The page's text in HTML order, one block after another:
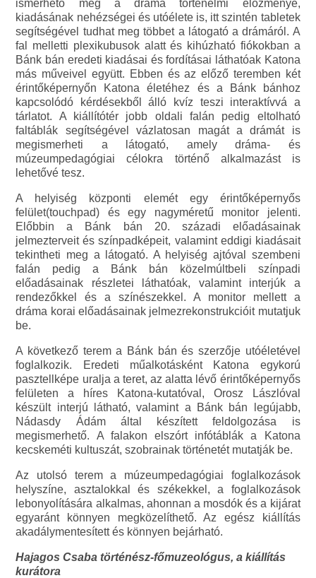
ismerhető meg a dráma történelmi előzménye,
kiadásának nehézségei és utóélete is, itt szintén tabletek
segítségével tudhat meg többet a látogató a drámáról. A
fal melletti plexikubusok alatt és kihúzható fiókokban a
Bánk bán eredeti kiadásai és fordításai láthatóak Katona
más műveivel együtt. Ebben és az előző teremben két
érintőképernyőn Katona életéhez és a Bánk bánhoz
kapcsolódó kérdésekből álló kvíz teszi interaktívvá a
tárlatot. A kiállítótér jobb oldali falán pedig eltolható
faltáblák segítségével vázlatosan magát a drámát is
megismerheti a látogató, amely dráma- és
múzeumpedagógiai célokra történő alkalmazást is
lehetővé tesz.
A helyiség központi elemét egy érintőképernyős
felület(touchpad) és egy nagyméretű monitor jelenti.
Előbbin a Bánk bán 20. századi előadásainak
jelmezterveit és színpadképeit, valamint eddigi kiadásait
tekintheti meg a látogató. A helyiség ajtóval szembeni
falán pedig a Bánk bán közelmúltbeli színpadi
előadásainak részletei láthatóak, valamint interjúk a
rendezőkkel és a színészekkel. A monitor mellett a
dráma korai előadásainak jelmezrekonstrukcióit mutatjuk
be.
A következő terem a Bánk bán és szerzője utóéletével
foglalkozik. Eredeti műalkotásként Katona egykorú
pasztellképe uralja a teret, az alatta lévő érintőképernyős
felületen a híres Katona-kutatóval, Orosz Lászlóval
készült interjú látható, valamint a Bánk bán legújabb,
Nádasdy Ádám által készített feldolgozása is
megismerhető. A falakon elszórt infótáblák a Katona
kecskeméti kultuszát, szobrainak történetét mutatják be.
Az utolsó terem a múzeumpedagógiai foglalkozások
helyszíne, asztalokkal és székekkel, a foglalkozások
lebonyolítására alkalmas, ahonnan a mosdók és a kijárat
egyaránt könnyen megközelíthető. Az egész kiállítás
akadálymentesített és könnyen bejárható.
Hajagos Csaba történész-főmuzeológus, a kiállítás
kurátora